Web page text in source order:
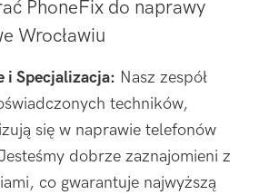
PhoneFix do naprawy
Wrocławiu
i Specjalizacja: Nasz zespół
techników,
się w naprawie telefonów
dobrze zaznajomieni z
co gwarantuje najwyższą